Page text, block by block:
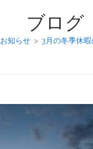
ブログ
お知らせ > 3月の冬季休